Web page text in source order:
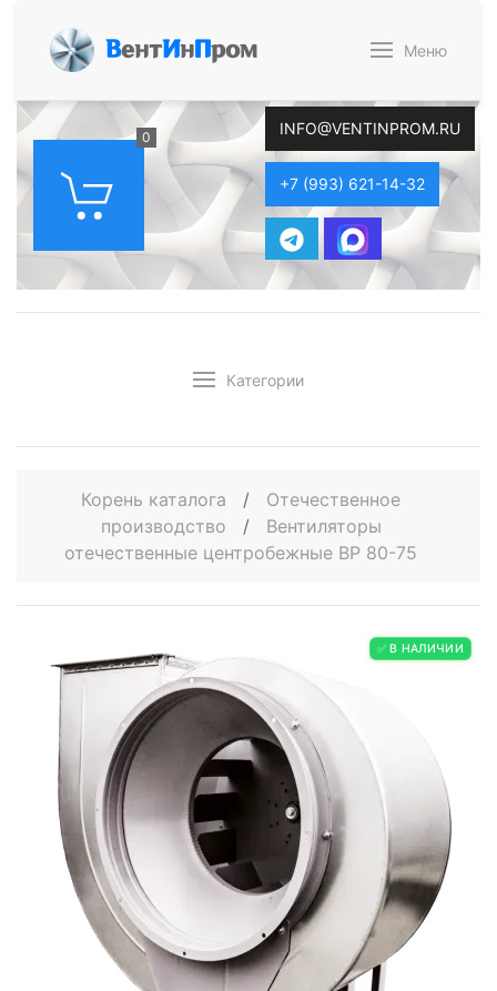
ВентИнПром Меню
0 INFO@VENTINPROM.RU
+7 (993) 621-14-32
Категории
Корень каталога /
Отечественное
производство
/
Вентиляторы
отечественные центробежные ВР 80-75
✅ В НАЛИЧИИ